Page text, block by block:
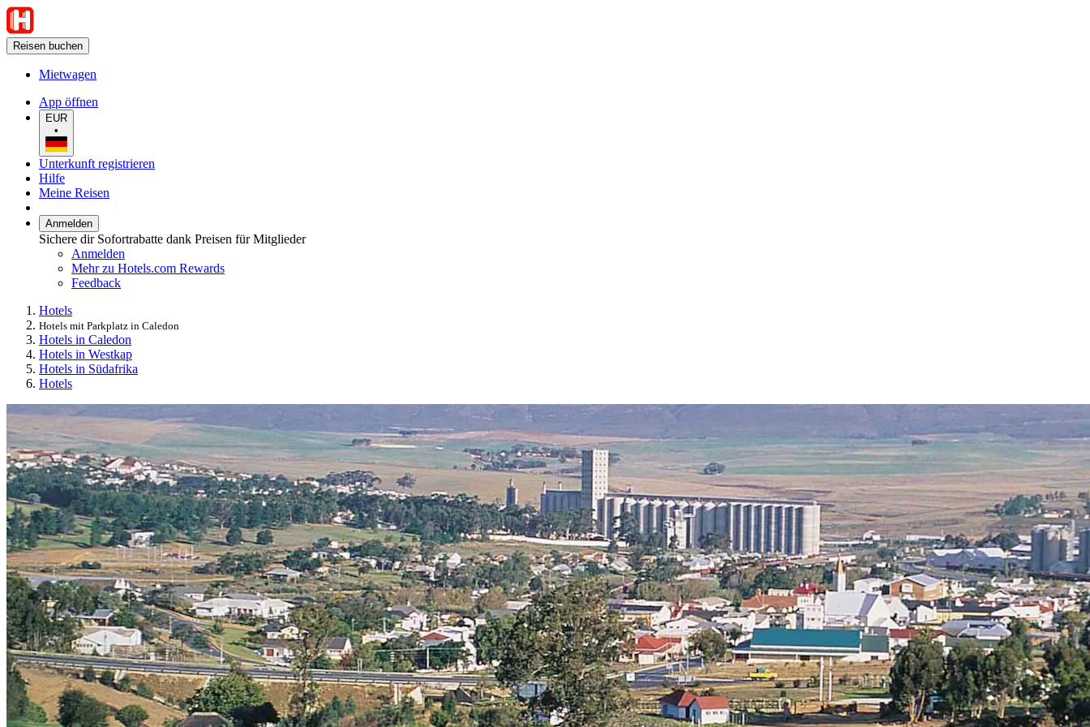
Reisen buchen
Mietwagen
App öffnen
EUR
•
Unterkunft registrieren
Hilfe
Meine Reisen
Anmelden
Sichere dir Sofortrabatte dank Preisen für Mitglieder
Anmelden
Mehr zu Hotels.com Rewards
Feedback
Hotels
Hotels mit Parkplatz in Caledon
Hotels in Caledon
Hotels in Westkap
Hotels in Südafrika
Hotels